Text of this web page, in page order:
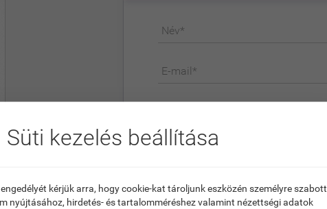
Név*
E-mail*
Süti kezelés beállítása
kérjük arra, hogy cookie-kat tároljunk eszközén személyre szabott
nyújtásához, hirdetés- és tartalomméréshez valamint nézettségi adatok